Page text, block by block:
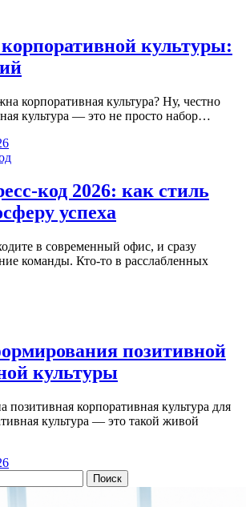
культуры:
корпоративная культура? Ну, честно
культура — это не просто набор…
код 2026: как стиль
успеха
в современный офис, и сразу
команды. Кто-то в расслабленных
позитивной
культуры
позитивная корпоративная культура для
культура — это такой живой